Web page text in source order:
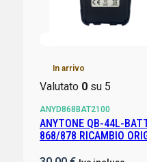
In arrivo
Valutato 0su 5
ANYD868BAT2100
ANYTONE QB-44L-
868/878 RICAMBIO